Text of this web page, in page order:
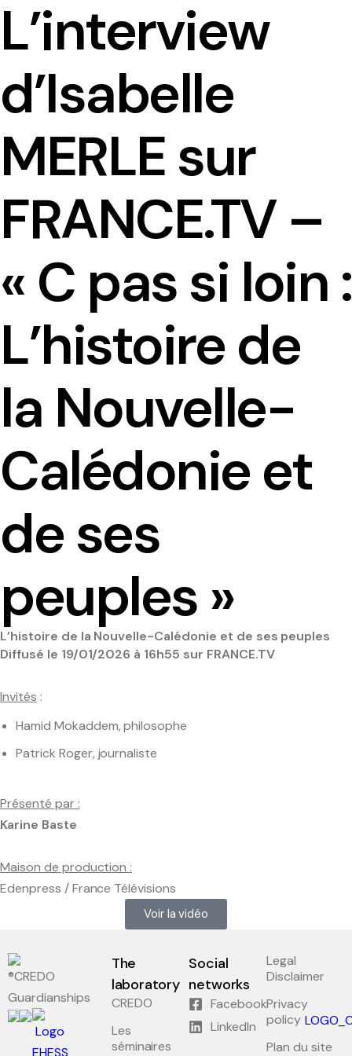
Team
Ethics committee
Le planning des séminaires 2025-2026
CREDO seminar series
Previous seminars
Research themes
Scientific publications
Scientific mediation
Members' outside involvement
Bachelor and Master
Submitted thesis
Documentation center
Scientific archives
CREDO / Inalco editions
L’interview
d’Isabelle
MERLE sur
FRANCE.TV –
« C pas si loin :
L’histoire de
la Nouvelle-
Calédonie et
de ses
peuples »
L’histoire de la Nouvelle-Calédonie et de ses peuples
Diffusé le 19/01/2026 à 16h55 sur FRANCE.TV
Invités :
Hamid Mokaddem, philosophe
Patrick Roger, journaliste
Présenté par :
Karine Baste
Maison de production :
Edenpress / France Télévisions
Voir la vidéo
Guardianships
The
laboratory
CREDO
Les
séminaires
Social
networks
Facebook
LinkedIn
Legal
Disclaimer
Privacy
policy
Plan du site